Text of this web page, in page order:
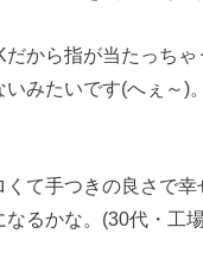
から指が当たっち
いみたいです(へぇ～)
くて手つきの良さで
なるかな。(30代・工